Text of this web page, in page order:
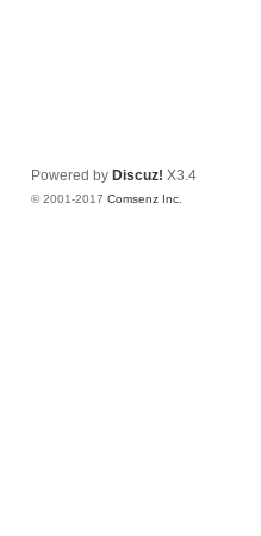
Powered by Discuz! X3.4
© 2001-2017 Comsenz Inc.